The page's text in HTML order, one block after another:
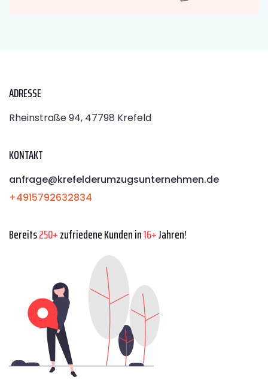
ADRESSE
Rheinstraße 94, 47798 Krefeld
KONTAKT
anfrage@krefelderumzugsunternehmen.de
+4915792632834
Bereits250+zufriedene Kunden in16+Jahren!